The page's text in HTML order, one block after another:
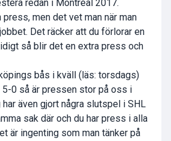
redan i Montréal 2017.
men det vet man när man
Det räcker att du förlorar en
så blir det en extra press och
bås i kväll (läs: torsdags)
0 så är pressen stor på oss i
även gjort några slutspel i SHL
sak där och du har press i alla
är ingenting som man tänker på